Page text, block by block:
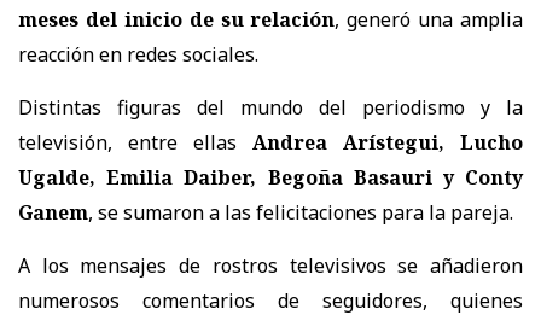
meses del inicio de su relación, generó una amplia
reacción en redes sociales.
Distintas figuras del mundo del periodismo y la
televisión, entre ellas Andrea Arístegui, Lucho
Ugalde, Emilia Daiber, Begoña Basauri y Conty
Ganem, se sumaron a las felicitaciones para la pareja.
A los mensajes de rostros televisivos se añadieron
numerosos comentarios de seguidores, quienes